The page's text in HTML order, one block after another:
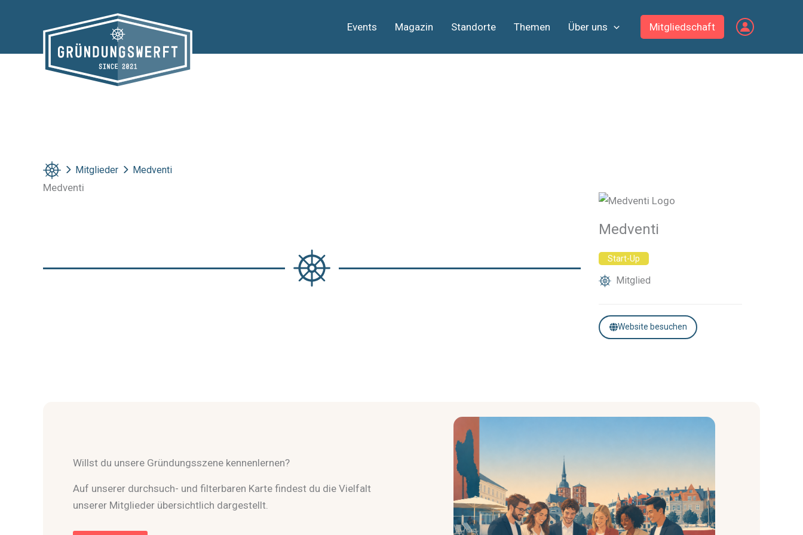
Events Magazin Standorte Themen Über uns Mitgliedschaft
Mitglieder Medventi
Medventi
Medventi
Start-Up
Mitglied
Website besuchen
Willst du unsere Gründungsszene kennenlernen?
Auf unserer durchsuch- und filterbaren Karte findest du die Vielfalt
unserer Mitglieder übersichtlich dargestellt.